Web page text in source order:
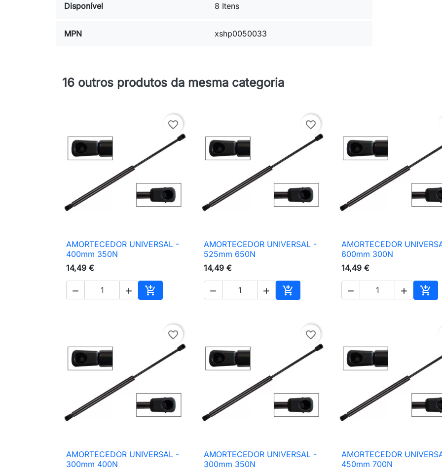
Disponível 8 Itens
MPN xshp0050033
16 outros produtos da mesma categoria
favorite_border
 Vista rápida
AMORTECEDOR UNIVERSAL -
400mm 350N
14,49 €
  
Adicionar ao carrinho
favorite_border
 Vista rápida
AMORTECEDOR UNIVERSAL -
525mm 650N
14,49 €
  
Adicionar ao carrinho
 Vista rápida
AMORTECEDOR
600mm 300N
14,49 €
  
favorite_border
 Vista rápida
AMORTECEDOR UNIVERSAL -
300mm 400N
favorite_border
 Vista rápida
AMORTECEDOR UNIVERSAL -
300mm 350N
 Vista rápida
AMORTECEDOR
450mm 700N